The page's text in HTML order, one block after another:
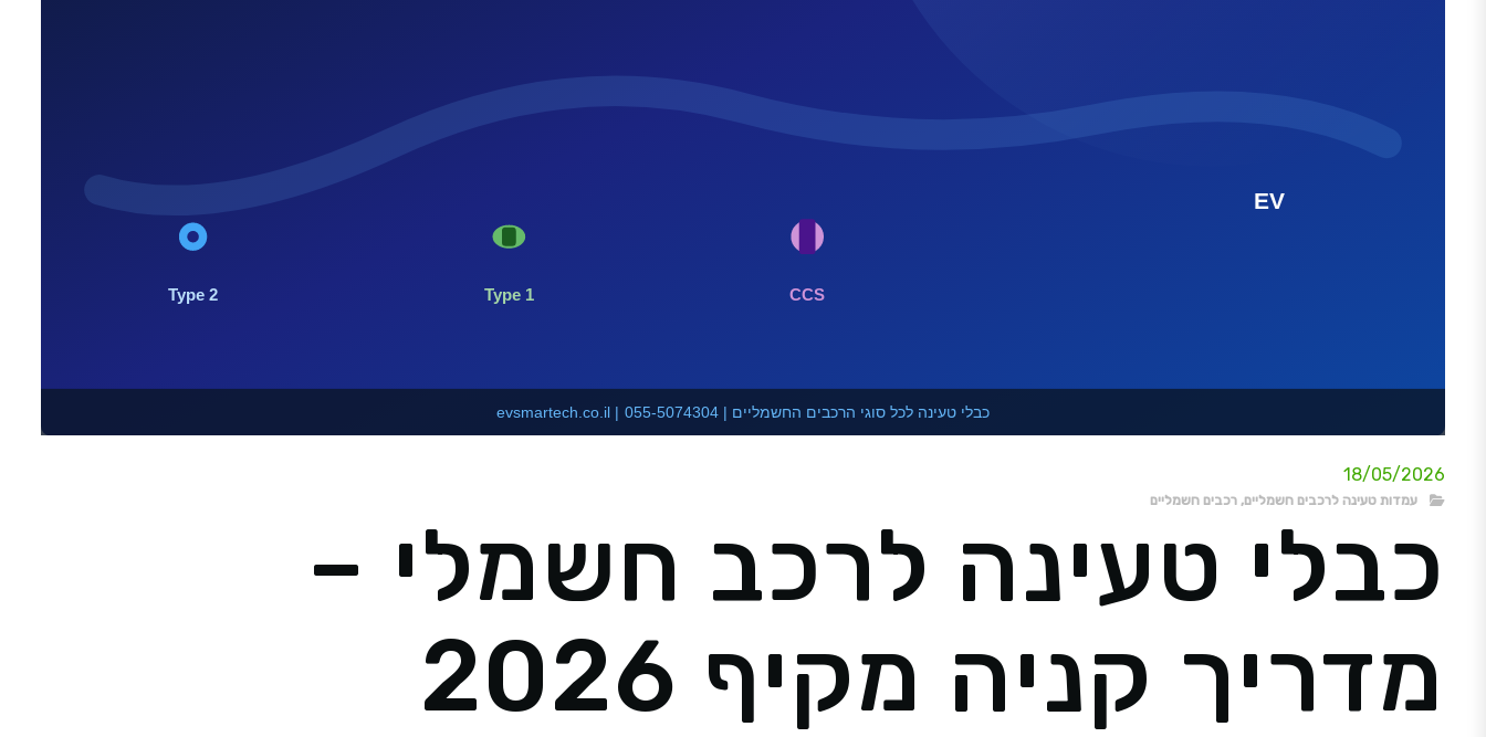
18/05/2026
עמדות טעינה לרכבים חשמליים, רכבים חשמליים
כבלי טעינה לרכב חשמלי –
מדריך קניה מקיף 2026